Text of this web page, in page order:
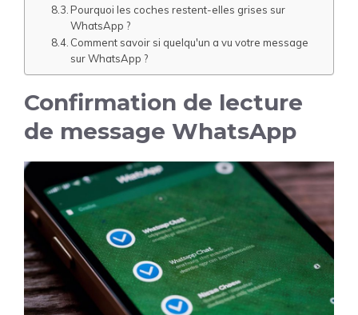
Pourquoi les coches restent-elles grises sur
WhatsApp ?
Comment savoir si quelqu'un a vu votre message
sur WhatsApp ?
Confirmation de lecture
de message WhatsApp